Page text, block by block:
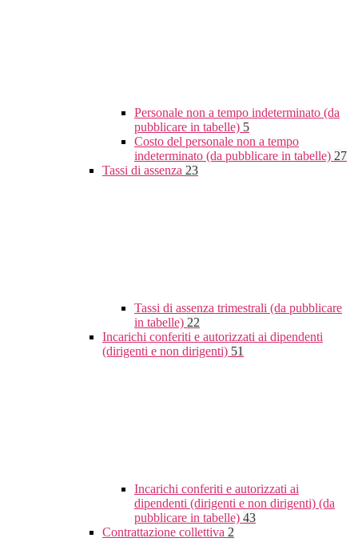
Personale non a tempo indeterminato (da
pubblicare in tabelle) 5
Costo del personale non a tempo
indeterminato (da pubblicare in tabelle) 27
Tassi di assenza 23
Tassi di assenza trimestrali (da pubblicare
in tabelle) 22
Incarichi conferiti e autorizzati ai dipendenti
(dirigenti e non dirigenti) 51
Incarichi conferiti e autorizzati ai
dipendenti (dirigenti e non dirigenti) (da
pubblicare in tabelle) 43
Contrattazione collettiva 2